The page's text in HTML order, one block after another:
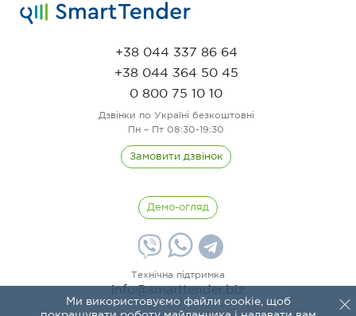
Ми використовуємо файли cookie, щоб
+38 044 337 86 64
+38 044 364 50 45
0 800 75 10 10
Дзвінки по Україні безкоштовні
Пн – Пт 08:30-19:30
Замовити дзвінок
Технічна підтримка
Демо-огляд